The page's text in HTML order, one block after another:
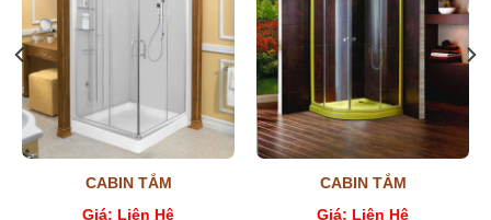
CABIN TẮM
Giá: Liên Hệ
CABIN TẮM
Giá: Liên Hệ